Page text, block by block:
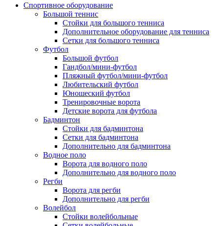
Спортивное оборудование
Большой теннис
Стойки для большого тенниса
Дополнительное оборудование для тенниса
Сетки для большого тенниса
Футбол
Большой футбол
Гандбол/мини-футбол
Пляжный футбол/мини-футбол
Любительский футбол
Юношеский футбол
Тренировочные ворота
Детские ворота для футбола
Бадминтон
Стойки для бадминтона
Сетки для бадминтона
Дополнительно для бадминтона
Водное поло
Ворота для водного поло
Дополнительно для водного поло
Регби
Ворота для регби
Дополнительно для регби
Волейбол
Стойки волейбольные